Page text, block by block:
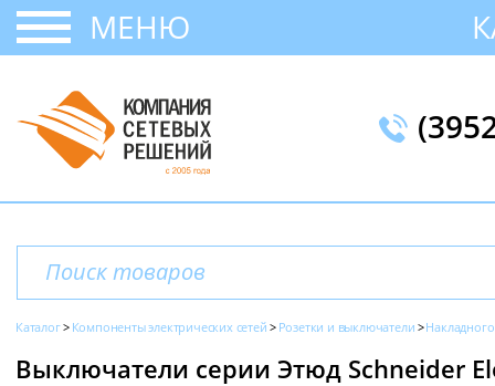
МЕНЮ
Каталог Компоненты электрических сетей Розетки и выключатели
Выключатели серии Этюд Schneider